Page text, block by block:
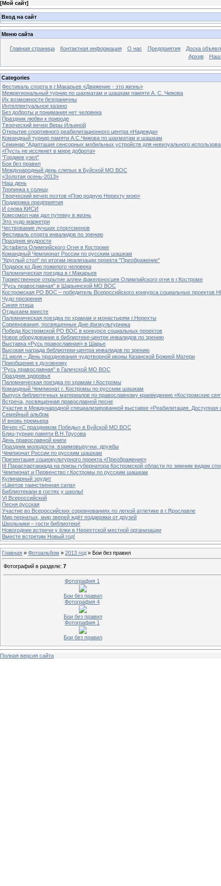
[Мой сайт]
Вход на сайт
Меню сайта
Главная страница Контактная информация О нас Предприятия
Доска
Архив
Categories
Фестиваль спорта в г.Макарьев «Движение - это жизнь»
Межрегиональный турнир по шахматам и шашкам памяти А. С. Чижова
Их возможности безграничны
Интеллектуальное казино
Без доброты и понимания нет человека
Праздник любви к природе
Творческий вечер Веры Ильиной
Открытие спортивного реабилитационного центра «Надежда»
Командный турнир памяти А.С.Чижова по шахматам и шашкам
Семинар "Адаптация сенсорных мобильных устройств для невизуального
«Пусть не иссякнет в мире доброта»
"Гордиев узел"
Бои без правил
Международный день слепых в Буйской МО ВОС
«Золотая осень-2013»
Наш день
Тропинка к солнцу
Творческий вечер поэтов «Пою родную Нерехту мою»
Поддержка предприятия
И снова КИСИ
Комсомол нам дал путевку в жизнь
Это чудо маркетри
Чествование лучших спортсменов
Фестиваль спорта инвалидов по зрению
Праздник мудрости
Эстафета Олимпийского Огня в Костроме
Командный Чемпионат России по русским шашкам
"Круглый стол" по итогам реализации проекта "Преображение"
Подарок ко Дню пожилого человека
Паломническая поездка в г.Макарьев
Торжественное открытие аллеи факелоносцев Олимпийского огня в г.Костроме
"Русь православная" в Шарьинской МО ВОС
Костромская РО ВОС – победитель Всероссийского конкурса социальных проектов
Чудо прозрения
Синяя птица
Отдыхаем вместе
Паломническая поездка по храмам и монастырям г.Нерехты
Соревнования, посвященные Дню физкультурника
Победа Костромской РО ВОС в конкурсе социальных проектов
Новое оборудование в библиотеке-центре инвалидов по зрению
Выставка «Русь православная» в Шарье
Высокая награда библиотеки-центра инвалидов по зрению
21 июля – День празднования чудотворной иконы Казанской Божией Матери
Приобщение к духовному
"Русь православная" в Галичской МО ВОС
Праздник здоровья
Паломническая поездка по храмам г.Костромы
Командный Чемпионат г. Костромы по русским шашкам
Выпуск библиотечных материалов по православному краеведению «Костромские
Встреча, посвященная православной песне
Участие в Международной специализированной выставке «Реабилитация. Доступная
Семейный альбом
И вновь премьера
Вечер «С праздником Победы» в Буйской МО ВОС
Блиц-турнир памяти В.Н.Трусова
День православной книги
Праздник молодости, взаимовыручки, дружбы
Чемпионат России по русским шашкам
Презентация социокультурного проекта «Преображение»
III Параспартакиада на призы губернатора Костромской области по зимним видам
Чемпионат и Первенство г.Костромы по русским шашкам
Кулинарный эрудит
«Цветов таинственная сила»
Библиотекари в гостях у школы!
VI Всероссийский
Песня русская
Участие во Всероссийских соревнованиях по легкой атлетике в г.Ярославле
Мир пернатых, мир зверей ждёт поддержки от друзей
Школьники – гости библиотеки!
Новогодние встречи у ёлки в Нерехтской местной организации
Вместе встретим Новый год!
Главная » Фотоальбом » 2013 год » Бои без правил
Фотографий в разделе: 7
Фотография 1
Бои без правил
Фотография 4
Бои без правил
Фотография 1
Бои без правил
Полная версия сайта